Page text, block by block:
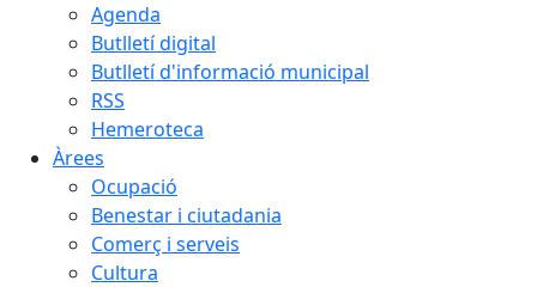
Agenda
Butlletí digital
Butlletí d'informació municipal
RSS
Hemeroteca
Àrees
Ocupació
Benestar i ciutadania
Comerç i serveis
Cultura